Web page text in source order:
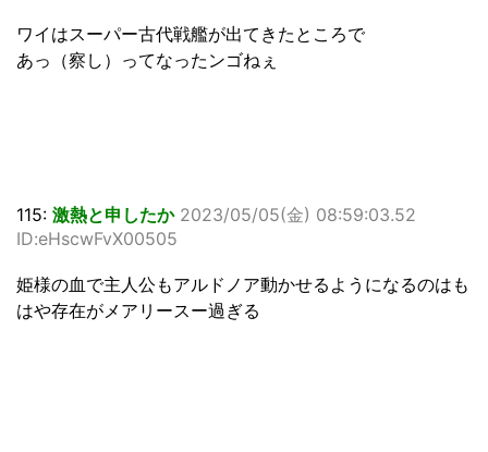
ワイはスーパー古代戦艦が出てきたところで
あっ（察し）ってなったンゴねぇ
115: 激熱と申したか 2023/05/05(金) 08:59:03.52
ID:eHscwFvX00505
姫様の血で主人公もアルドノア動かせるようになるのはも
はや存在がメアリースー過ぎる